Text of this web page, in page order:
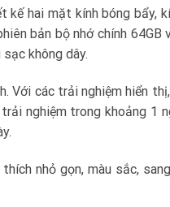
hai mặt kính bóng bẩy,
bản bộ nhớ chính 64GB
không dây.
Với các trải nghiệm hiển
nghiệm trong khoảng 1
nhỏ gọn, màu sắc,